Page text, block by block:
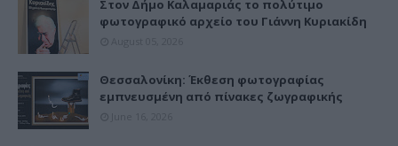
Στον Δήμο Καλαμαριάς το πολύτιμο
φωτογραφικό αρχείο του Γιάννη Κυριακίδη
Θεσσαλονίκη: Έκθεση φωτογραφίας
εμπνευσμένη από πίνακες ζωγραφικής